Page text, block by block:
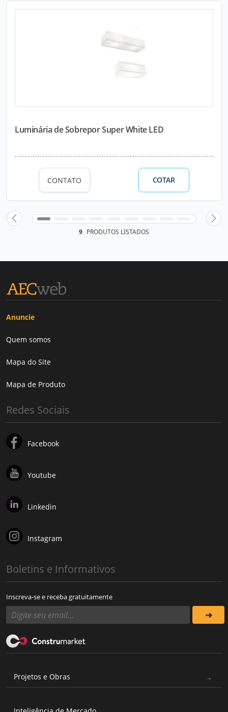
Luminária de Sobrepor Super White LED
CONTATO COTAR
9 PRODUTOS LISTADOS
Anuncie
Quem somos
Mapa do Site
Mapa de Produto
Redes Sociais
Facebook
Youtube
Linkedin
Instagram
Boletins e Informativos
Inscreva-se e receba gratuitamente
Projetos e Obras